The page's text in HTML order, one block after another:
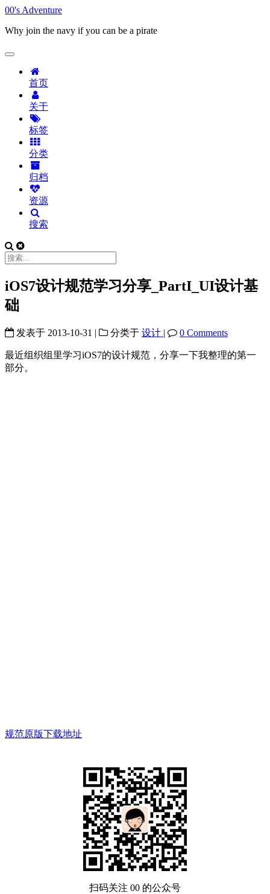
00's Adventure
Why join the navy if you can be a pirate
首页
关于
标签
分类
归档
资源
搜索
iOS7设计规范学习分享_PartI_UI设计基
础
发表于 2013-10-31 | 分类于 设计 | 0 Comments
最近组织组里学习iOS7的设计规范，分享一下我整理的第一
部分。
规范原版下载地址
扫码关注 00 的公众号